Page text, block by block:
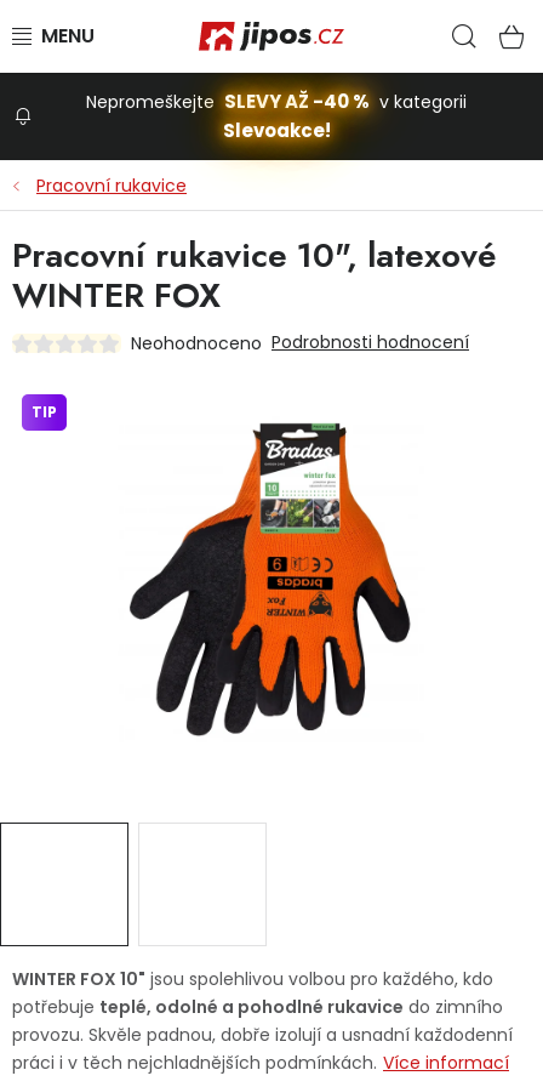
Stavba a dům
Dětská hřiště
Autodoplňky
Nepromeškejte SLEVY AŽ -40 % v kategorii
Slevoakce!
Pracovní rukavice
WINTER FOX 10" jsou spolehlivou volbou pro každého, kdo
potřebuje teplé, odolné a pohodlné rukavice do zimního
provozu. Skvěle padnou, dobře izolují a usnadní každodenní
práci i v těch nejchladnějších podmínkách. Více informací
Pracovní rukavice 10", latexové
WINTER FOX
Neohodnoceno Podrobnosti hodnocení
TIP